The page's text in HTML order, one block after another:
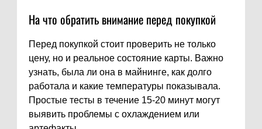
На что обратить внимание перед покупкой
Перед покупкой стоит проверить не только
цену, но и реальное состояние карты. Важно
узнать, была ли она в майнинге, как долго
работала и какие температуры показывала.
Простые тесты в течение 15-20 минут могут
выявить проблемы с охлаждением или